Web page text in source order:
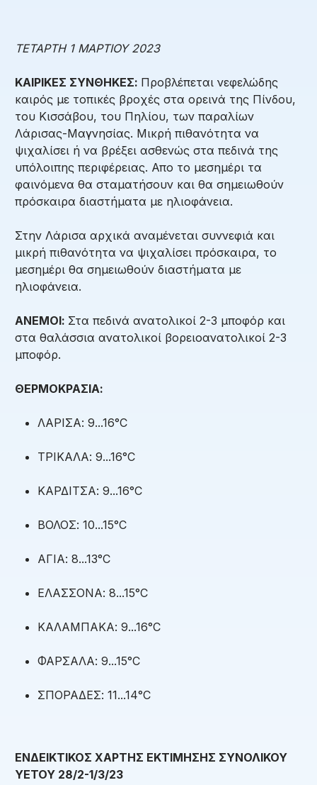
ΤΕΤΑΡΤΗ 1 ΜΑΡΤΙΟΥ 2023
ΚΑΙΡΙΚΕΣ ΣΥΝΘΗΚΕΣ: Προβλέπεται νεφελώδης
καιρός με τοπικές βροχές στα ορεινά της Πίνδου,
του Κισσάβου, του Πηλίου, των παραλίων
Λάρισας-Μαγνησίας. Μικρή πιθανότητα να
ψιχαλίσει ή να βρέξει ασθενώς στα πεδινά της
υπόλοιπης περιφέρειας. Απο το μεσημέρι τα
φαινόμενα θα σταματήσουν και θα σημειωθούν
πρόσκαιρα διαστήματα με ηλιοφάνεια.
Στην Λάρισα αρχικά αναμένεται συννεφιά και
μικρή πιθανότητα να ψιχαλίσει πρόσκαιρα, το
μεσημέρι θα σημειωθούν διαστήματα με
ηλιοφάνεια.
ΑΝΕΜΟΙ: Στα πεδινά ανατολικοί 2-3 μποφόρ και
στα θαλάσσια ανατολικοί βορειοανατολικοί 2-3
μποφόρ.
ΘΕΡΜΟΚΡΑΣΙΑ:
ΛΑΡΙΣΑ: 9...16°C
ΤΡΙΚΑΛΑ: 9...16°C
ΚΑΡΔΙΤΣΑ: 9...16°C
ΒΟΛΟΣ: 10...15°C
ΑΓΙΑ: 8...13°C
ΕΛΑΣΣΟΝΑ: 8...15°C
ΚΑΛΑΜΠΑΚΑ: 9...16°C
ΦΑΡΣΑΛΑ: 9...15°C
ΣΠΟΡΑΔΕΣ: 11...14°C
ΕΝΔΕΙΚΤΙΚΟΣ ΧΑΡΤΗΣ ΕΚΤΙΜΗΣΗΣ ΣΥΝΟΛΙΚΟΥ
ΥΕΤΟΥ 28/2-1/3/23